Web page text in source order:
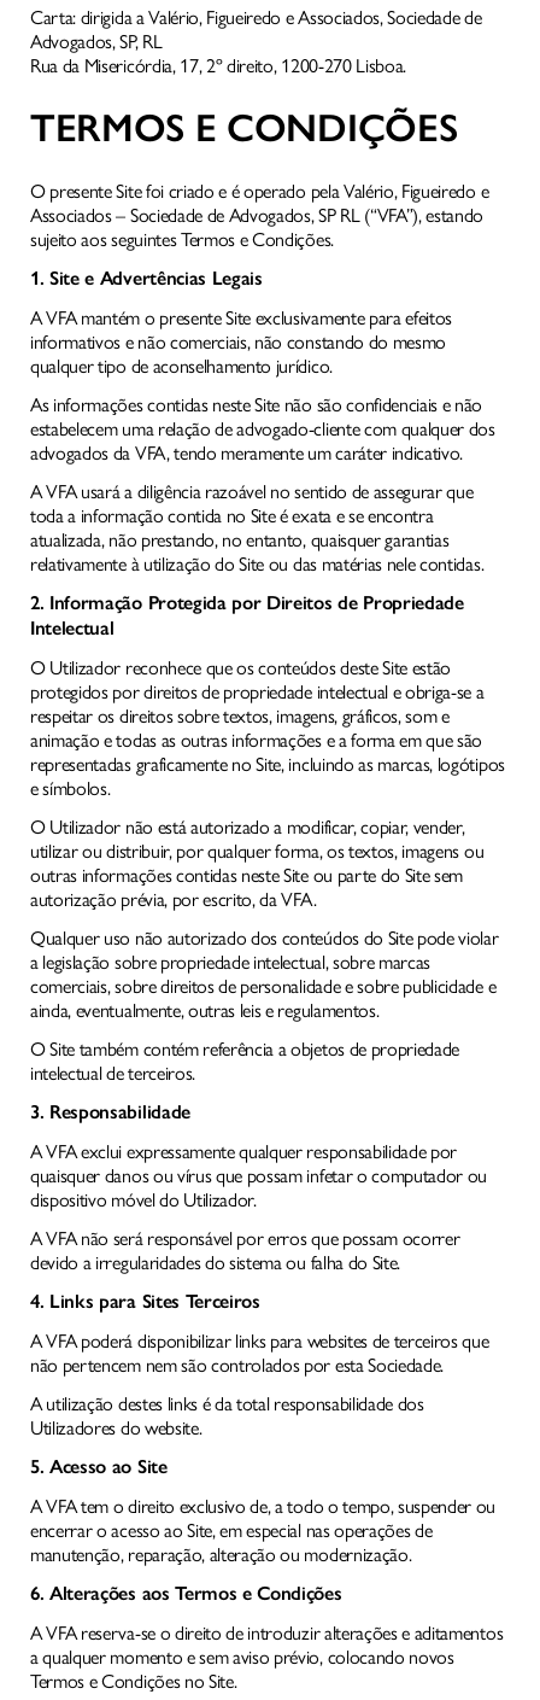
21 191 46 82
R. da Misericórdia 17 2º dto,1200-270 Lisboa
Carta: dirigida a Valério, Figueiredo e Associados, Sociedade de
Advogados, SP, RL
Rua da Misericórdia, 17, 2º direito, 1200-270 Lisboa.
TERMOS E CONDIÇÕES
O presente Site foi criado e é operado pela Valério, Figueiredo e
Associados – Sociedade de Advogados, SP RL (“VFA”), estando
sujeito aos seguintes Termos e Condições.
1. Site e Advertências Legais
A VFA mantém o presente Site exclusivamente para efeitos
informativos e não comerciais, não constando do mesmo
qualquer tipo de aconselhamento jurídico.
As informações contidas neste Site não são confidenciais e não
estabelecem uma relação de advogado-cliente com qualquer dos
advogados da VFA, tendo meramente um caráter indicativo.
A VFA usará a diligência razoável no sentido de assegurar que
toda a informação contida no Site é exata e se encontra
atualizada, não prestando, no entanto, quaisquer garantias
relativamente à utilização do Site ou das matérias nele contidas.
2. Informação Protegida por Direitos de Propriedade
Intelectual
O Utilizador reconhece que os conteúdos deste Site estão
protegidos por direitos de propriedade intelectual e obriga-se a
respeitar os direitos sobre textos, imagens, gráficos, som e
animação e todas as outras informações e a forma em que são
representadas graficamente no Site, incluindo as marcas, logótipos
e símbolos.
O Utilizador não está autorizado a modificar, copiar, vender,
utilizar ou distribuir, por qualquer forma, os textos, imagens ou
outras informações contidas neste Site ou parte do Site sem
autorização prévia, por escrito, da VFA.
Qualquer uso não autorizado dos conteúdos do Site pode violar
a legislação sobre propriedade intelectual, sobre marcas
comerciais, sobre direitos de personalidade e sobre publicidade e
ainda, eventualmente, outras leis e regulamentos.
O Site também contém referência a objetos de propriedade
intelectual de terceiros.
3. Responsabilidade
A VFA exclui expressamente qualquer responsabilidade por
quaisquer danos ou vírus que possam infetar o computador ou
dispositivo móvel do Utilizador.
A VFA não será responsável por erros que possam ocorrer
devido a irregularidades do sistema ou falha do Site.
4. Links para Sites Terceiros
A VFA poderá disponibilizar links para websites de terceiros que
não pertencem nem são controlados por esta Sociedade.
A utilização destes links é da total responsabilidade dos
Utilizadores do website.
5. Acesso ao Site
A VFA tem o direito exclusivo de, a todo o tempo, suspender ou
encerrar o acesso ao Site, em especial nas operações de
manutenção, reparação, alteração ou modernização.
6. Alterações aos Termos e Condições
A VFA reserva-se o direito de introduzir alterações e aditamentos
a qualquer momento e sem aviso prévio, colocando novos
Termos e Condições no Site.